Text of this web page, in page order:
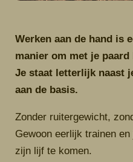
Werken aan de hand is
manier om met je
Je staat letterlijk naast
aan de basis.
Zonder ruitergewicht,
Gewoon eerlijk trainen
zijn lijf te komen.